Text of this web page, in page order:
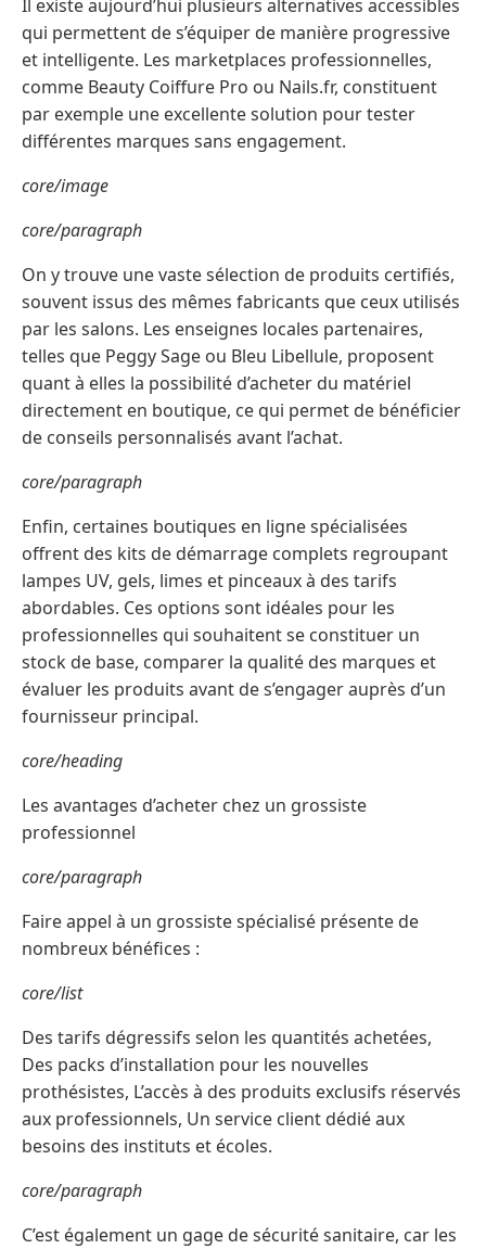
Il existe aujourd’hui plusieurs alternatives accessibles
qui permettent de s’équiper de manière progressive
et intelligente. Les marketplaces professionnelles,
comme Beauty Coiffure Pro ou Nails.fr, constituent
par exemple une excellente solution pour tester
différentes marques sans engagement.
core/image
core/paragraph
On y trouve une vaste sélection de produits certifiés,
souvent issus des mêmes fabricants que ceux utilisés
par les salons. Les enseignes locales partenaires,
telles que Peggy Sage ou Bleu Libellule, proposent
quant à elles la possibilité d’acheter du matériel
directement en boutique, ce qui permet de bénéficier
de conseils personnalisés avant l’achat.
core/paragraph
Enfin, certaines boutiques en ligne spécialisées
offrent des kits de démarrage complets regroupant
lampes UV, gels, limes et pinceaux à des tarifs
abordables. Ces options sont idéales pour les
professionnelles qui souhaitent se constituer un
stock de base, comparer la qualité des marques et
évaluer les produits avant de s’engager auprès d’un
fournisseur principal.
core/heading
Les avantages d’acheter chez un grossiste
professionnel
core/paragraph
Faire appel à un grossiste spécialisé présente de
nombreux bénéfices :
core/list
Des tarifs dégressifs selon les quantités achetées,
Des packs d’installation pour les nouvelles
prothésistes, L’accès à des produits exclusifs réservés
aux professionnels, Un service client dédié aux
besoins des instituts et écoles.
core/paragraph
C’est également un gage de sécurité sanitaire, car les